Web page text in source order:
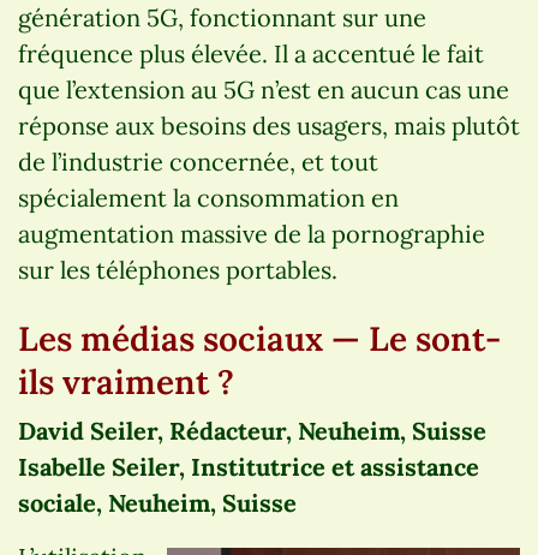
génération 5G, fonctionnant sur une
fréquence plus élevée. Il a accentué le fait
que l’extension au 5G n’est en aucun cas une
réponse aux besoins des usagers, mais plutôt
de l’industrie concernée, et tout
spécialement la consommation en
augmentation massive de la pornographie
sur les téléphones portables.
Les médias sociaux — Le sont-
ils vraiment ?
David Seiler, Rédacteur, Neuheim, Suisse
Isabelle Seiler, Institutrice et assistance
sociale, Neuheim, Suisse